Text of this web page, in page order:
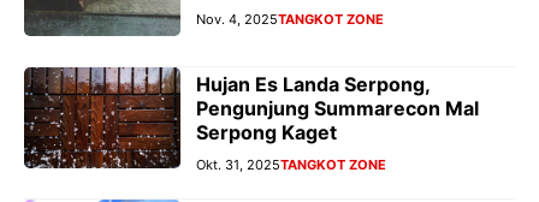
Nov. 4, 2025TANGKOT ZONE
Hujan Es Landa Serpong,
Pengunjung Summarecon Mal
Serpong Kaget
Okt. 31, 2025TANGKOT ZONE